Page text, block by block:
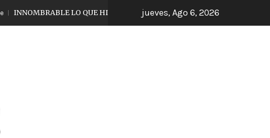
LO QUE HIZO EL JUGADOR DE TIJUANA 4 días hace
jueves, Ago 6, 2026